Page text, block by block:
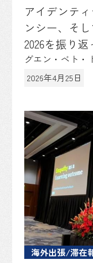
アイデンテ
ンシー、そ
2026を振り返
グエン・ベト・
2026年4月25日
海外出張/滞在